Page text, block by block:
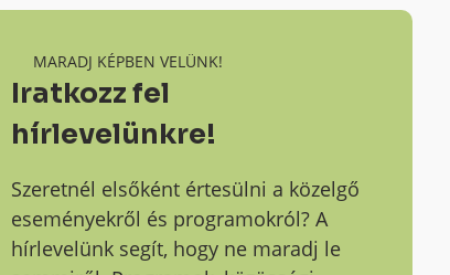
MARADJ KÉPBEN VELÜNK!
Iratkozz fel
hírlevelünkre!
Szeretnél elsőként értesülni a közelgő
eseményekről és programokról? A
hírlevelünk segít, hogy ne maradj le